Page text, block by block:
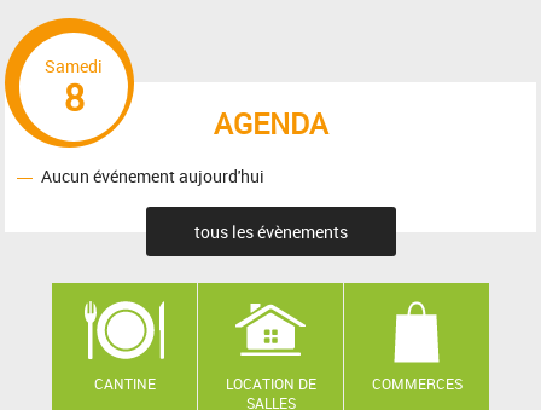
AGENDA
Samedi
8
Aucun événement aujourd'hui
tous les évènements
CANTINE
LOCATION DE
SALLES
COMMERCES